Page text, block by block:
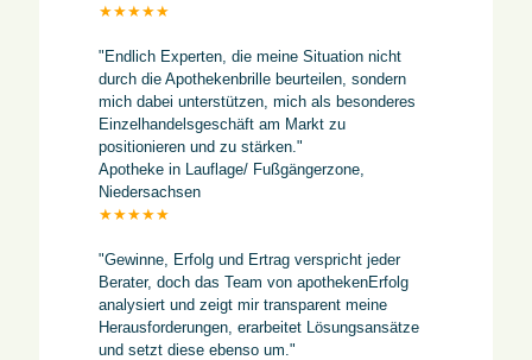
★★★★★
"Endlich Experten, die meine Situation nicht
durch die Apothekenbrille beurteilen, sondern
mich dabei unterstützen, mich als besonderes
Einzelhandelsgeschäft am Markt zu
positionieren und zu stärken."
Apotheke in Lauflage/ Fußgängerzone,
Niedersachsen
★★★★★
"Gewinne, Erfolg und Ertrag verspricht jeder
Berater, doch das Team von apothekenErfolg
analysiert und zeigt mir transparent meine
Herausforderungen, erarbeitet Lösungsansätze
und setzt diese ebenso um."